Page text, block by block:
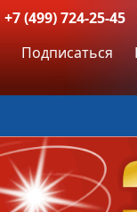
+7 (499) 724-25-45
Подписаться